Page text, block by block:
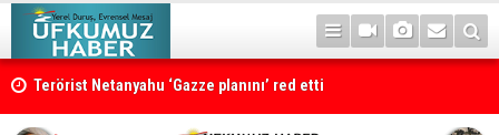
Terörist Netanyahu ‘Gazze planını’ red etti